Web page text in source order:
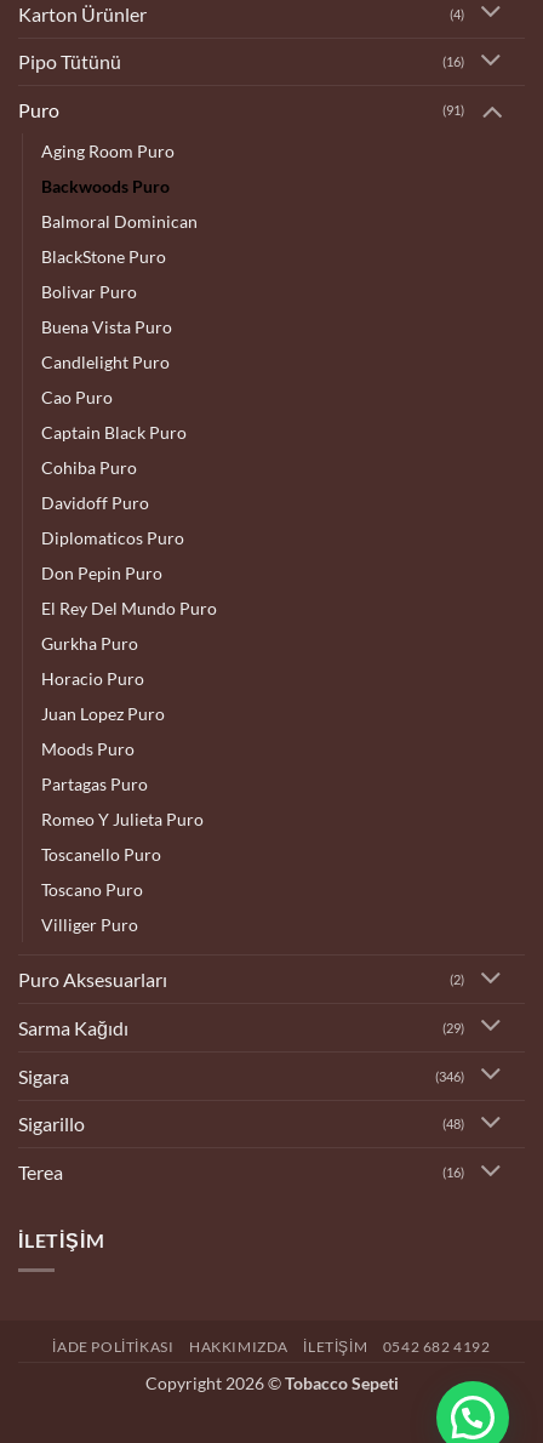
Karton Ürünler (4)
Pipo Tütünü (16)
Puro (91)
Aging Room Puro
Backwoods Puro
Balmoral Dominican
BlackStone Puro
Bolivar Puro
Buena Vista Puro
Candlelight Puro
Cao Puro
Captain Black Puro
Cohiba Puro
Davidoff Puro
Diplomaticos Puro
Don Pepin Puro
El Rey Del Mundo Puro
Gurkha Puro
Horacio Puro
Juan Lopez Puro
Moods Puro
Partagas Puro
Romeo Y Julieta Puro
Toscanello Puro
Toscano Puro
Villiger Puro
Puro Aksesuarları (2)
Sarma Kağıdı (29)
Sigara (346)
Sigarillo (48)
Terea (16)
İLETIŞIM
İADE POLITIKASI HAKKIMIZDA İLETIŞIM 0542 682 4192
Copyright 2026 ©Tobacco Sepeti